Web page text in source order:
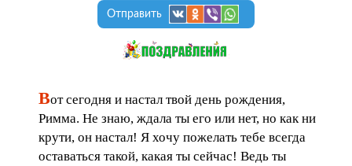
Отправить
Вот сегодня и настал твой день рождения,
Римма. Не знаю, ждала ты его или нет, но как ни
крути, он настал! Я хочу пожелать тебе всегда
оставаться такой, какая ты сейчас! Ведь ты